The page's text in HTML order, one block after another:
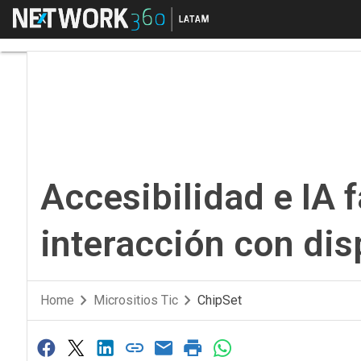
Menú
Accesibilidad e IA
interacción con
Home Micrositios Tic ChipSet